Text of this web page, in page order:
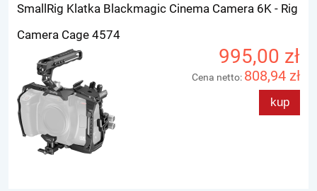
SmallRig Klatka Blackmagic Cinema Camera 6K - Rig
Camera Cage 4574
995,00 zł
Cena netto: 808,94 zł
kup